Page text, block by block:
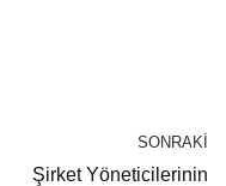
SONRAKI
Şirket Yöneticilerinin